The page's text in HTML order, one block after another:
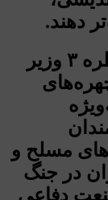
دهند.
اینجانب با گرامیداشت یاد و خاطره ۳ وزیر
مسلح و
در جنگ
صنعت دفاعی